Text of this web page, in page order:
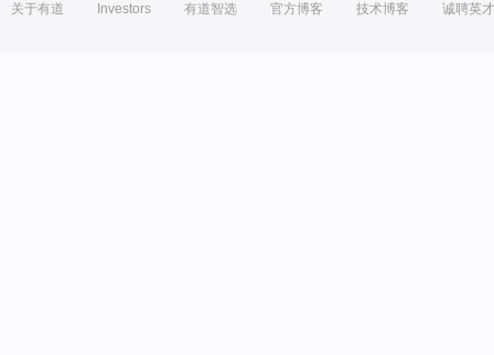
关于有道 Investors 有道智选 官方博客 技术博客 诚聘英才